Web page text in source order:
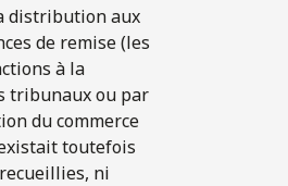
distribution aux
de remise (les
à la
tribunaux ou par
du commerce
toutefois
ni